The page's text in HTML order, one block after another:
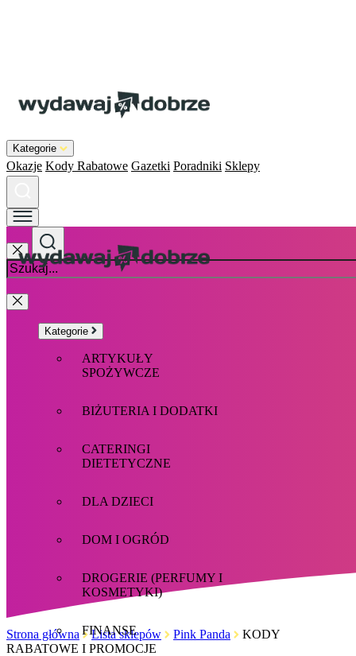
Kategorie
Okazje Kody Rabatowe Gazetki Poradniki Sklepy
Kategorie
ARTYKUŁY
SPOŻYWCZE
BIŻUTERIA I DODATKI
CATERINGI
DIETETYCZNE
DLA DZIECI
DOM I OGRÓD
DROGERIE (PERFUMY I
KOSMETYKI)
FINANSE
Strona główna Lista sklepów Pink Panda
KODY
RABATOWE I PROMOCJE